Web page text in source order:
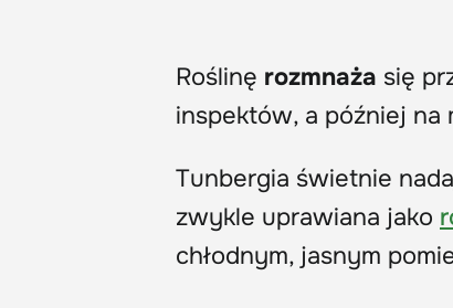
Roślinę rozmnaża się
inspektów, a później na
Tunbergia świetnie
zwykle uprawiana jako
chłodnym, jasnym